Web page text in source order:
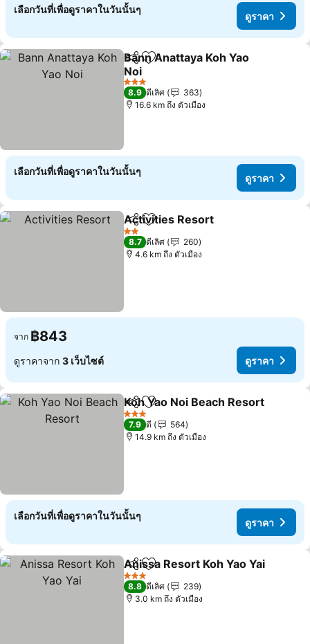
เลือกวันที่เพื่อดูราคาในวันนั้นๆ
ดูราคา
แชร์ เพิ่มในรายการโปรด
Bann Anattaya Koh Yao
Noi
ดูราคา
3 ดาว
8.9 ดีเลิศ
363
16.6 km ถึง ตัวเมือง
เลือกวันที่เพื่อดูราคาในวันนั้นๆ
ดูราคา
แชร์ เพิ่มในรายการโปรด
Activities Resort
2 ดาว
8.7 ดีเลิศ
260
4.6 km ถึง ตัวเมือง
จาก ฿843
ดูราคาจาก 3 เว็บไซต์ ดูราคา
แชร์ เพิ่มในรายการโปรด
Koh Yao Noi Beach Resort
3 ดาว
7.9 ดี
564
14.9 km ถึง ตัวเมือง
เลือกวันที่เพื่อดูราคาในวันนั้นๆ
ดูราคา
แชร์ เพิ่มในรายการโปรด
Anissa Resort Koh Yao Yai
3 ดาว
8.8 ดีเลิศ
239
3.0 km ถึง ตัวเมือง